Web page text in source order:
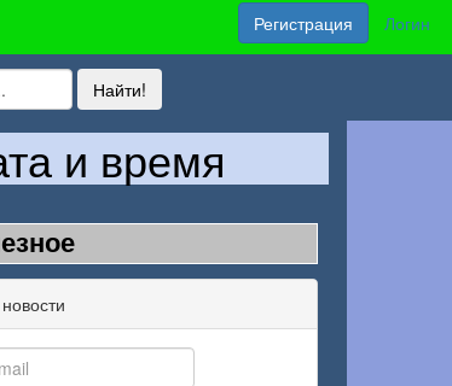
Регистрация Логин
и время